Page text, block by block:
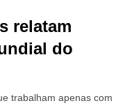
relatam
do
trabalham apenas com